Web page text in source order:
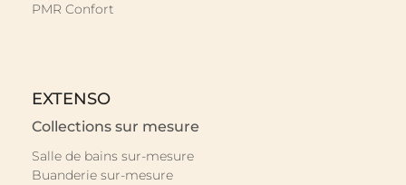
PMR Confort
EXTENSO
Collections sur mesure
Salle de bains sur-mesure
Buanderie sur-mesure